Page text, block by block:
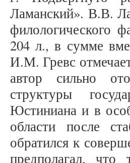
Ламанский». В.В.
филологического
204 л., в сумме
И.М. Гревс
автор сильно
структуры
Юстиниана и в
области после
обратился к
предполагал,